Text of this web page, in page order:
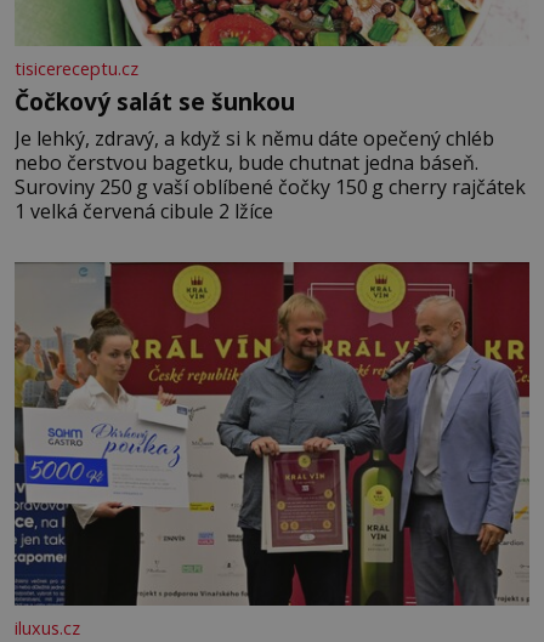
tisicereceptu.cz
Čočkový salát se šunkou
Je lehký, zdravý, a když si k němu dáte opečený chléb
nebo čerstvou bagetku, bude chutnat jedna báseň.
Suroviny 250 g vaší oblíbené čočky 150 g cherry rajčátek
1 velká červená cibule 2 lžíce
iluxus.cz